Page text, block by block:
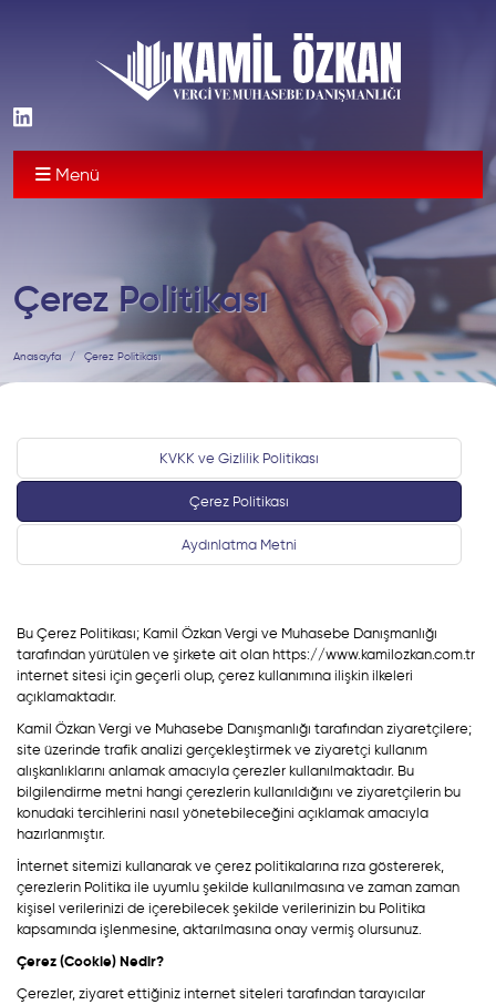
Menü
Çerez Politikası
Anasayfa Çerez Politikası
KVKK ve Gizlilik Politikası
Çerez Politikası
Aydınlatma Metni
Bu Çerez Politikası; Kamil Özkan Vergi ve Muhasebe Danışmanlığı
tarafından yürütülen ve şirkete ait olan https://www.kamilozkan.com.tr
internet sitesi için geçerli olup, çerez kullanımına ilişkin ilkeleri
açıklamaktadır.
Kamil Özkan Vergi ve Muhasebe Danışmanlığı tarafından ziyaretçilere;
site üzerinde trafik analizi gerçekleştirmek ve ziyaretçi kullanım
alışkanlıklarını anlamak amacıyla çerezler kullanılmaktadır. Bu
bilgilendirme metni hangi çerezlerin kullanıldığını ve ziyaretçilerin bu
konudaki tercihlerini nasıl yönetebileceğini açıklamak amacıyla
hazırlanmıştır.
İnternet sitemizi kullanarak ve çerez politikalarına rıza göstererek,
çerezlerin Politika ile uyumlu şekilde kullanılmasına ve zaman zaman
kişisel verilerinizi de içerebilecek şekilde verilerinizin bu Politika
kapsamında işlenmesine, aktarılmasına onay vermiş olursunuz.
Çerez (Cookie) Nedir?
Çerezler, ziyaret ettiğiniz internet siteleri tarafından tarayıcılar